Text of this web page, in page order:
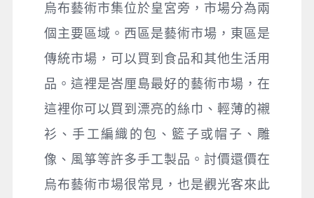
烏布藝術市集位於皇宮旁，市場分為兩
個主要區域。西區是藝術市場，東區是
傳統市場，可以買到食品和其他生活用
品。這裡是峇厘島最好的藝術市場，在
這裡你可以買到漂亮的絲巾、輕薄的襯
衫、手工編織的包、籃子或帽子、雕
像、風箏等許多手工製品。討價還價在
烏布藝術市場很常見，也是觀光客來此